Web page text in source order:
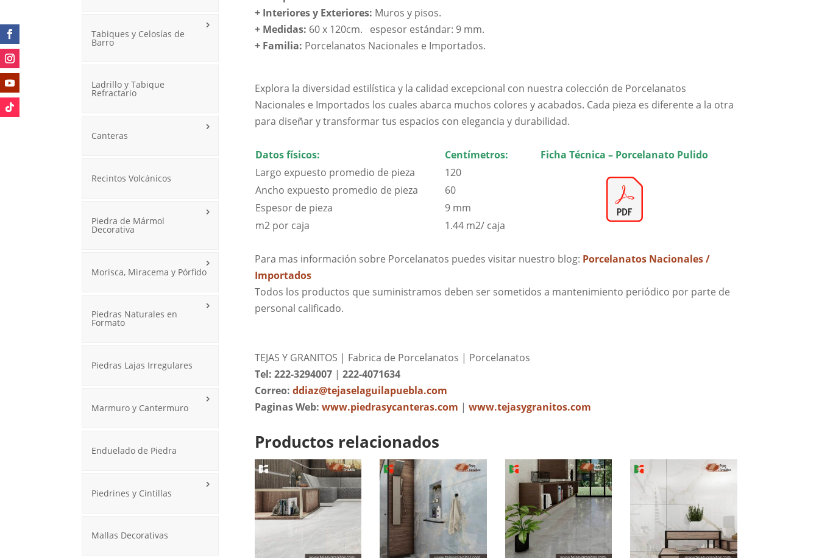
Tabiques y Celosías de
Barro
Ladrillo y Tabique
Refractario
Canteras
Recintos Volcánicos
Piedra de Mármol
Decorativa
Morisca, Miracema y Pórfido
Piedras Naturales en
Formato
Piedras Lajas Irregulares
Marmuro y Cantermuro
Enduelado de Piedra
Piedrines y Cintillas
Mallas Decorativas
+ Interiores y Exteriores: Muros y pisos.
+ Medidas: 60 x 120cm. espesor estándar: 9 mm.
+ Familia: Porcelanatos Nacionales e Importados.
Explora la diversidad estilística y la calidad excepcional con nuestra colección de Porcelanatos
Nacionales e Importados los cuales abarca muchos colores y acabados. Cada pieza es diferente a la otra
para diseñar y transformar tus espacios con elegancia y durabilidad.
Datos físicos: Centímetros:
Ficha Técnica – Porcelanato Pulido
Largo expuesto promedio de pieza
120
Ancho expuesto promedio de pieza
60
Espesor de pieza
9 mm
m2 por caja
1.44 m2/ caja
Para mas información sobre Porcelanatos puedes visitar nuestro blog: Porcelanatos Nacionales /
Importados
Todos los productos que suministramos deben ser sometidos a mantenimiento periódico por parte de
personal calificado.
TEJAS Y GRANITOS | Fabrica de Porcelanatos | Porcelanatos
Tel: 222-3294007| 222-4071634
Correo: ddiaz@tejaselaguilapuebla.com
Paginas Web: www.piedrasycanteras.com | www.tejasygranitos.com
Productos relacionados